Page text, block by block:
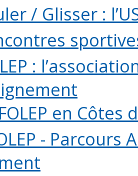
/ Glisser :
:
en Côtes
-